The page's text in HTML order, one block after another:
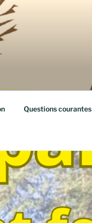
Questions courantes